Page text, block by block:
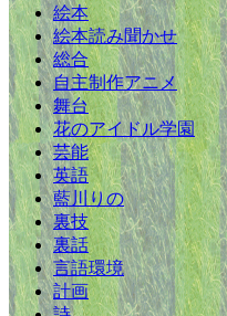
絵本
絵本読み聞かせ
総合
自主制作アニメ
舞台
花のアイドル学園
芸能
英語
藍川りの
裏技
裏話
言語環境
計画